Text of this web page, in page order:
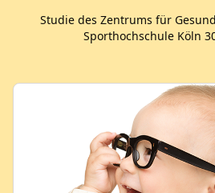
Studie des Zentrums für
Sporthochschule Köln